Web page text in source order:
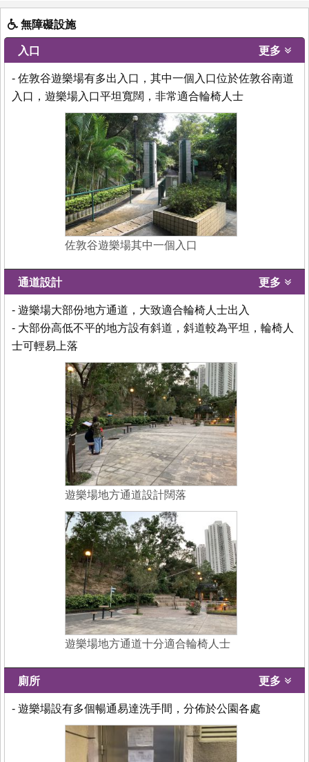
無障礙設施
入口 更多
- 佐敦谷遊樂場有多出入口，其中一個入口位於佐敦谷南道
入口，遊樂場入口平坦寬闊，非常適合輪椅人士
佐敦谷遊樂場其中一個入口
通道設計 更多
- 遊樂場大部份地方通道，大致適合輪椅人士出入
- 大部份高低不平的地方設有斜道，斜道較為平坦，輪椅人
士可輕易上落
遊樂場地方通道設計闊落
遊樂場地方通道十分適合輪椅人士
廁所 更多
- 遊樂場設有多個暢通易達洗手間，分佈於公園各處